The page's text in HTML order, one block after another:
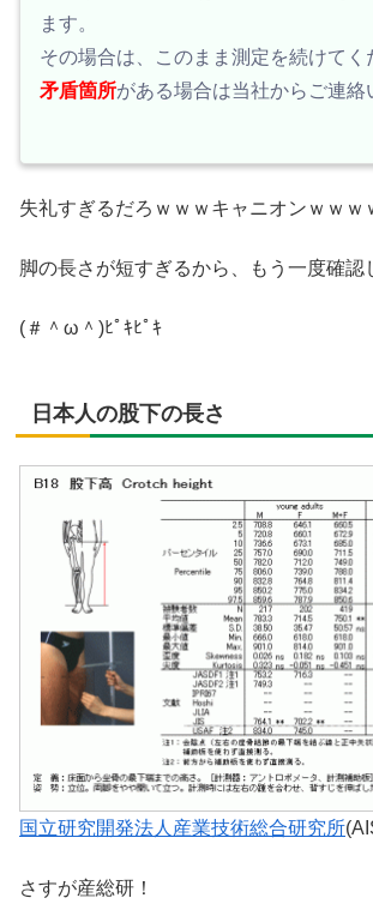
ます。
その場合は、このまま測定を続けてく
矛盾箇所がある場合は当社からご連絡
失礼すぎるだろｗｗｗキャニオンｗｗｗ
脚の長さが短すぎるから、もう一度確認
(＃＾ω＾)ﾋﾟｷﾋﾟｷ
日本人の股下の長さ
国立研究開発法人産業技術総合研究所
さすが産総研！